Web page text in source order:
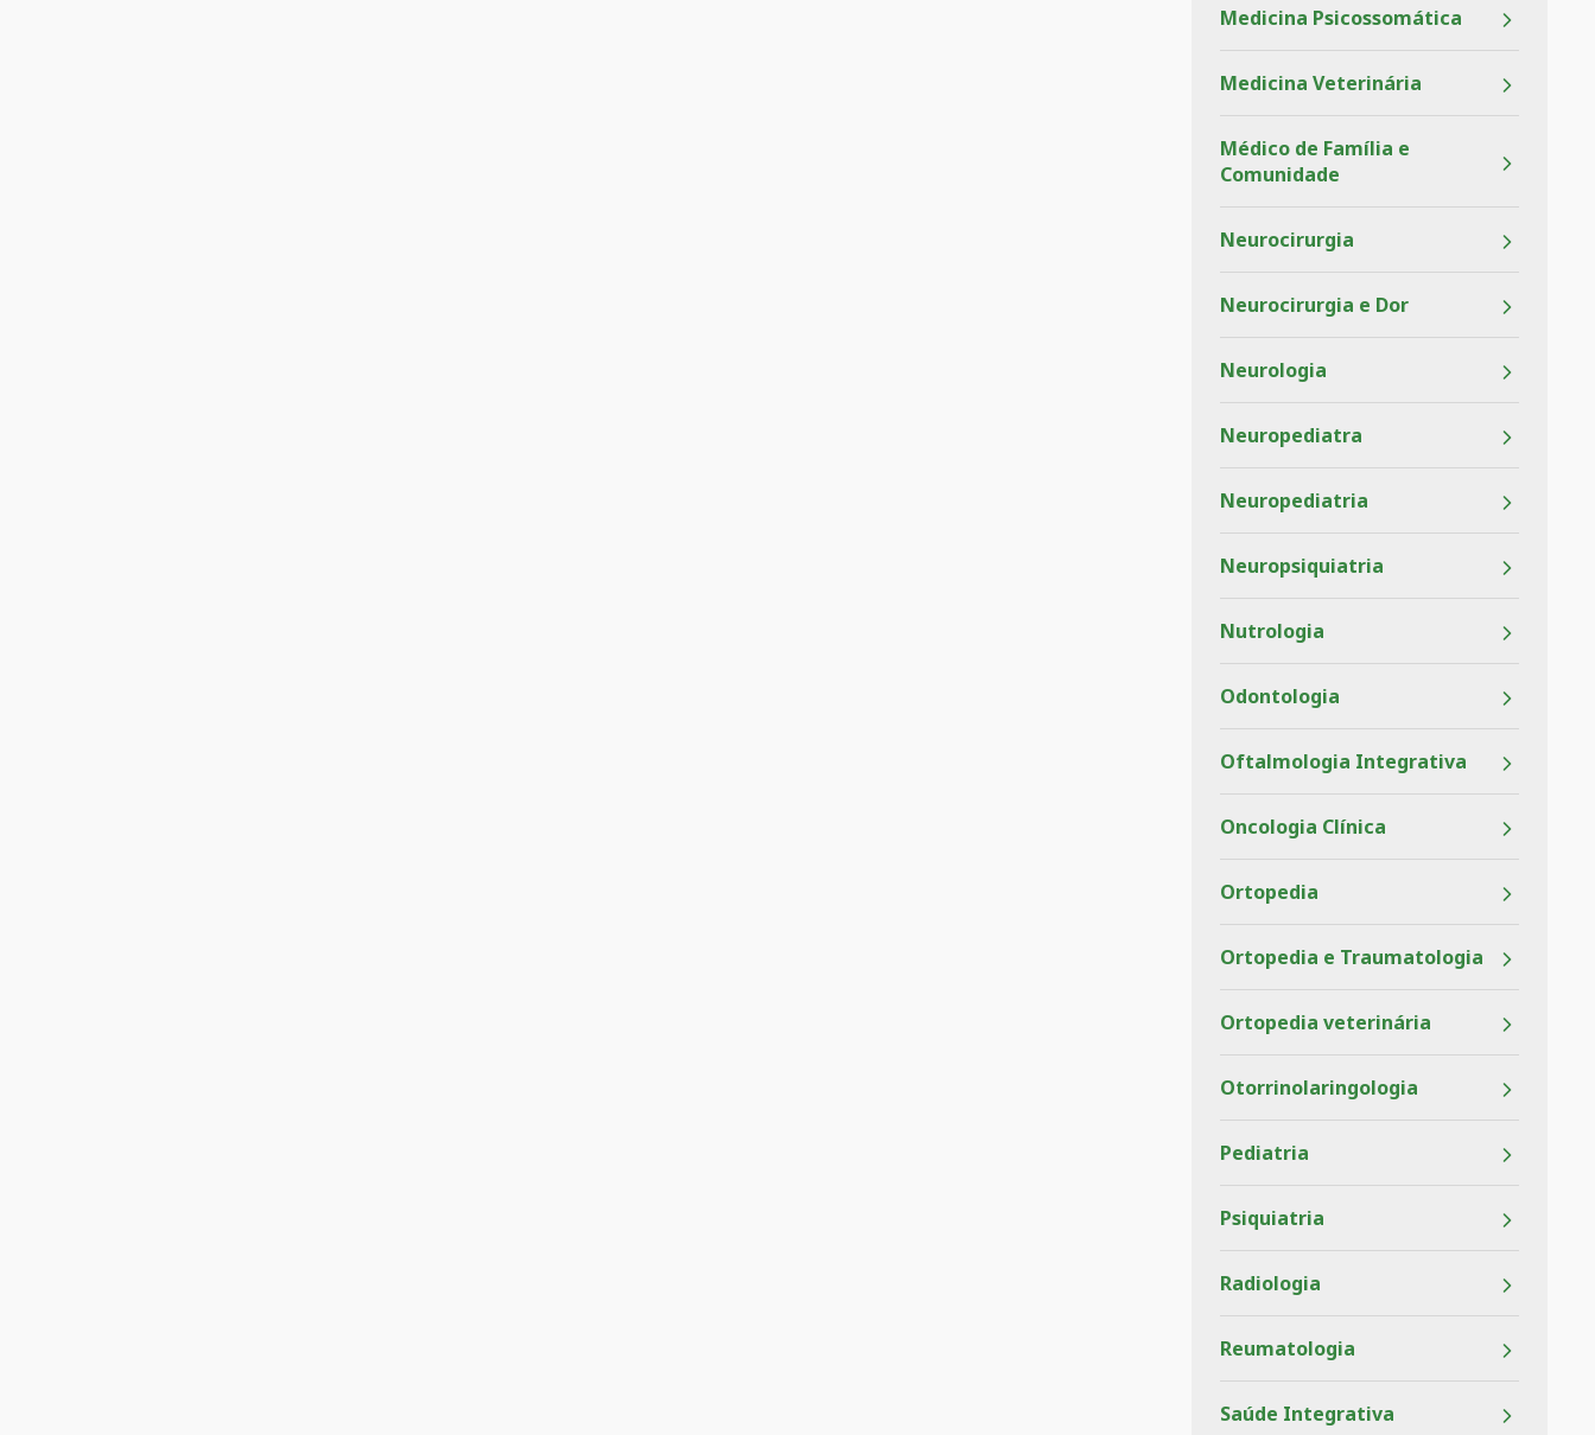
Medicina Psicossomática
Medicina Veterinária
Médico de Família e
Comunidade
Neurocirurgia
Neurocirurgia e Dor
Neurologia
Neuropediatra
Neuropediatria
Neuropsiquiatria
Nutrologia
Odontologia
Oftalmologia Integrativa
Oncologia Clínica
Ortopedia
Ortopedia e Traumatologia
Ortopedia veterinária
Otorrinolaringologia
Pediatria
Psiquiatria
Radiologia
Reumatologia
Saúde Integrativa